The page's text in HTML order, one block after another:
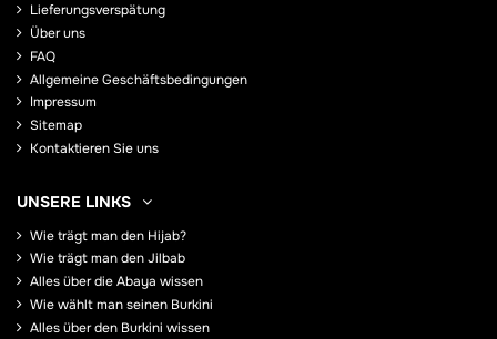
Lieferungsverspätung
Über uns
FAQ
Allgemeine Geschäftsbedingungen
Impressum
Sitemap
Kontaktieren Sie uns
UNSERE LINKS
Wie trägt man den Hijab?
Wie trägt man den Jilbab
Alles über die Abaya wissen
Wie wählt man seinen Burkini
Alles über den Burkini wissen